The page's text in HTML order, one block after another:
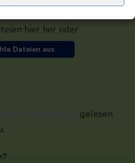
hier her oder
Dateien aus
gelesen